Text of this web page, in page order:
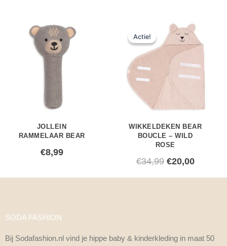
JOLLEIN
RAMMELAAR BEAR
€8,99
Actie!
Actie!
WIKKELDEKEN BEAR
BOUCLE – WILD
ROSE
€34,99
prijs
was:
€34,99.
€20,00
Huidige
prijs
is:
€20,00.
SODA FASHION
Bij Sodafashion.nl vind je hippe baby & kinderkleding in maat 50